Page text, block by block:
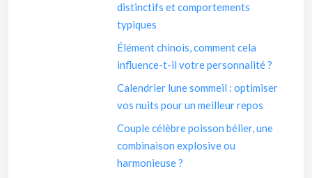
distinctifs et comportements
typiques
Élément chinois, comment cela
influence-t-il votre personnalité ?
Calendrier lune sommeil : optimiser
vos nuits pour un meilleur repos
Couple célèbre poisson bélier, une
combinaison explosive ou
harmonieuse ?